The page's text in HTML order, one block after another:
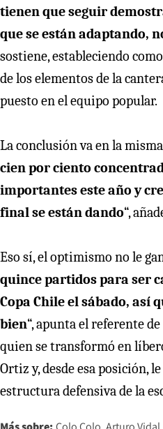
tienen que seguir
que se están adaptando,
sostiene, estableciendo
de los elementos de la
puesto en el equipo popular.
La conclusión va en la
cien por ciento
importantes este año y
final se están dando“,
Eso sí, el optimismo no le
quince partidos para ser
Copa Chile el sábado, así
bien“, apunta el referente
quien se transformó en
Ortiz y, desde esa posición,
estructura defensiva de la